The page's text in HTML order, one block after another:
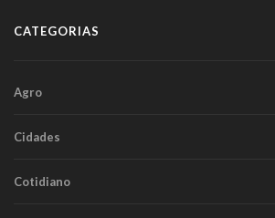
CATEGORIAS
Agro
Cidades
Cotidiano